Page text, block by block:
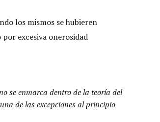
los mismos se hubieren
excesiva onerosidad
se enmarca dentro de la teoría del
de las excepciones al principio